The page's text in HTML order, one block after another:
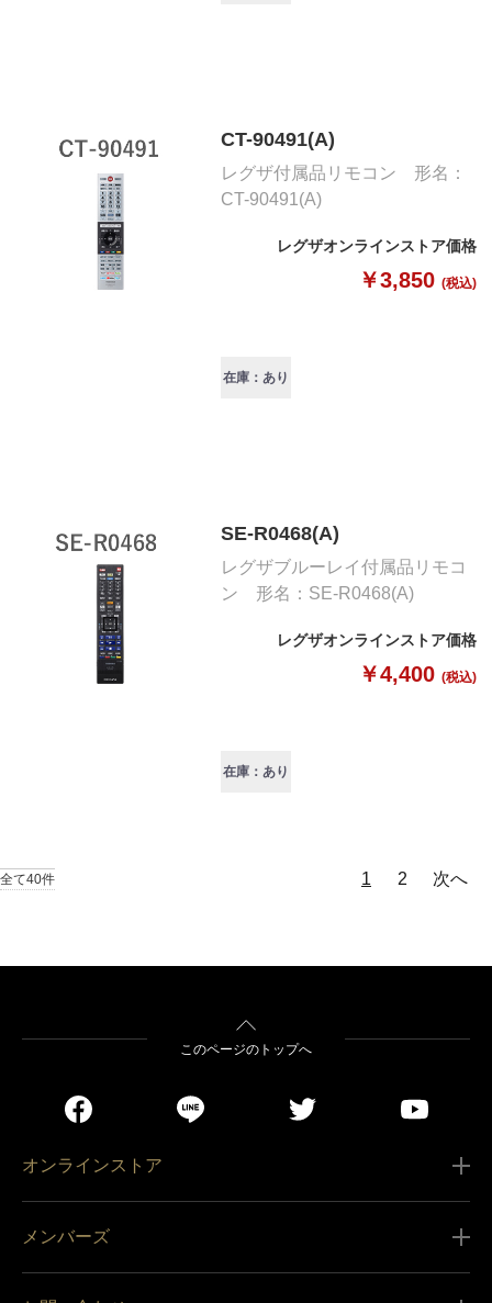
CT-90491(A)
レグザ付属品リモコン 形名：
CT-90491(A)
レグザオンラインストア価格
￥3,850 (税込)
在庫：あり
SE-R0468(A)
レグザブルーレイ付属品リモコ
ン 形名：SE-R0468(A)
レグザオンラインストア価格
￥4,400 (税込)
在庫：あり
全て40件 1 2 次へ
このページのトップへ
オンラインストア
メンバーズ